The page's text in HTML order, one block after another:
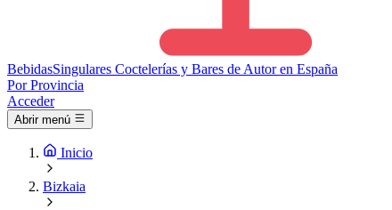
BebidasSingulares Coctelerías y Bares de Autor en España
Por Provincia
Acceder
Abrir menú
Inicio
Bizkaia